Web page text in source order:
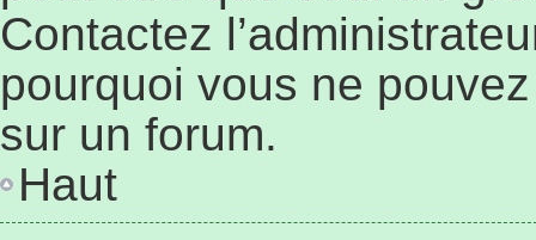
Contactez
pourquoi vous ne
sur un forum.
Haut